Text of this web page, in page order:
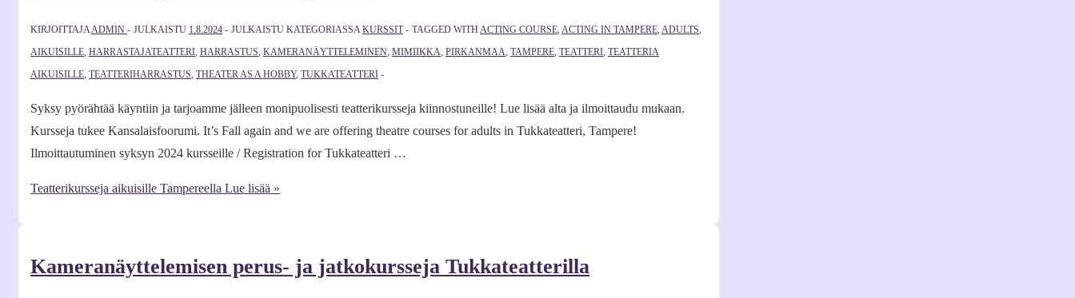
KIRJOITTAJAADMIN JULKAISTU 1.8.2024 JULKAISTU KATEGORIASSAKURSSIT TAGGED WITHACTING COURSE, ACTING IN TAMPERE, ADULTS,
AIKUISILLE, HARRASTAJATEATTERI, HARRASTUS, KAMERANÄYTTELEMINEN, MIMIIKKA, PIRKANMAA, TAMPERE, TEATTERI, TEATTERIA
AIKUISILLE, TEATTERIHARRASTUS, THEATER AS A HOBBY, TUKKATEATTERI
Syksy pyörähtää käyntiin ja tarjoamme jälleen monipuolisesti teatterikursseja kiinnostuneille! Lue lisää alta ja ilmoittaudu mukaan.
Kursseja tukee Kansalaisfoorumi. It’s Fall again and we are offering theatre courses for adults in Tukkateatteri, Tampere!
Ilmoittautuminen syksyn 2024 kursseille / Registration for Tukkateatteri …
Teatterikursseja aikuisille Tampereella Lue lisää »
Kameranäyttelemisen perus- ja jatkokursseja Tukkateatterilla